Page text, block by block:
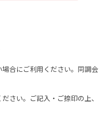
合にご利用ください。同調会
さい。ご記入・ご捺印の上、